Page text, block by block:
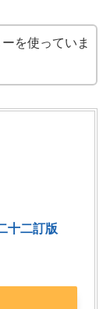
を使っていま
十二訂版